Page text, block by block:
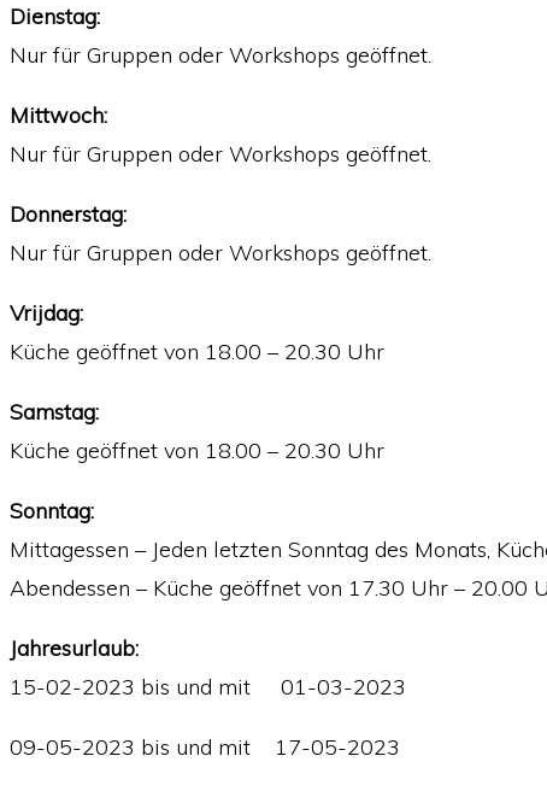
Dienstag:
Nur für Gruppen oder Workshops geöffnet.
Mittwoch:
Nur für Gruppen oder Workshops geöffnet.
Donnerstag:
Nur für Gruppen oder Workshops geöffnet.
Vrijdag:
Küche geöffnet von 18.00 – 20.30 Uhr
Samstag:
Küche geöffnet von 18.00 – 20.30 Uhr
Sonntag:
Mittagessen – Jeden letzten Sonntag des Monats,
Abendessen – Küche geöffnet von 17.30 Uhr – 20.00
Jahresurlaub:
15-02-2023 bis und mit 01-03-2023
09-05-2023 bis und mit 17-05-2023